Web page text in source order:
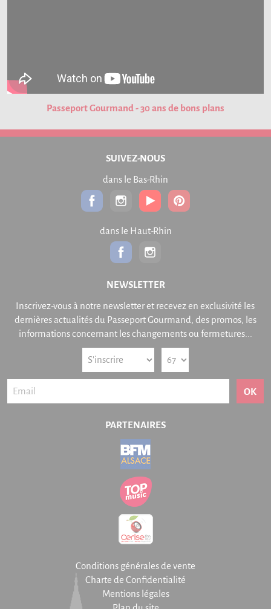
Passeport Gourmand - 30 ans de bons plans
SUIVEZ-NOUS
dans le Bas-Rhin
dans le Haut-Rhin
NEWSLETTER
Inscrivez-vous à notre newsletter et recevez en exclusivité les
dernières actualités du Passeport Gourmand, des promos, les
informations concernant les changements ou fermetures...
OK
PARTENAIRES
Conditions générales de vente
Charte de Confidentialité
Mentions légales